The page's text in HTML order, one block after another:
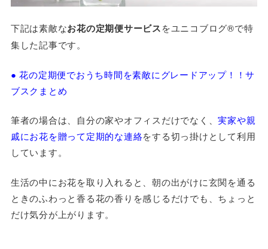
下記は素敵なお花の定期便サービスをユニコブログ®で特
集した記事です。
● 花の定期便でおうち時間を素敵にグレードアップ！！サ
ブスクまとめ
筆者の場合は、自分の家やオフィスだけでなく、実家や親
戚にお花を贈って定期的な連絡をする切っ掛けとして利用
しています。
生活の中にお花を取り入れると、朝の出がけに玄関を通る
ときのふわっと香る花の香りを感じるだけでも、ちょっと
だけ気分が上がります。